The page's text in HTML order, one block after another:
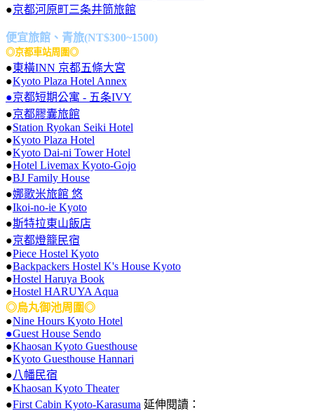
●京都河原町三条井筒旅館
便宜旅館、青旅(NT$300~1500)
◎京都車站周圍◎
●東橫INN 京都五條大宮
●Kyoto Plaza Hotel Annex
●京都短期公寓 - 五条IVY
●京都膠囊旅館
●Station Ryokan Seiki Hotel
●Kyoto Plaza Hotel
●Kyoto Dai-ni Tower Hotel
●Hotel Livemax Kyoto-Gojo
●BJ Family House
●娜歌米旅館 悠
●Ikoi-no-ie Kyoto
●斯特拉東山飯店
●京都燈籠民宿
●Piece Hostel Kyoto
●Backpackers Hostel K's House Kyoto
●Hostel Haruya Book
●Hostel HARUYA Aqua
◎烏丸御池周圍◎
●Nine Hours Kyoto Hotel
●Guest House Sendo
●Khaosan Kyoto Guesthouse
●Kyoto Guesthouse Hannari
●八幡民宿
●Khaosan Kyoto Theater
●First Cabin Kyoto-Karasuma 延伸閱讀：